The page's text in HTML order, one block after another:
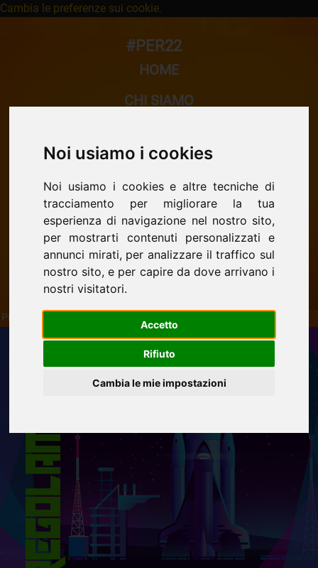
Noi usiamo i cookies
Noi usiamo i cookies e altre tecniche di
tracciamento per migliorare la tua
esperienza di navigazione nel nostro sito,
per mostrarti contenuti personalizzati e
annunci mirati, per analizzare il traffico sul
nostro sito, e per capire da dove arrivano i
nostri visitatori.
Accetto
Rifiuto
Cambia le mie impostazioni
Cambia le preferenze sui cookie.
#PER22
HOME
CHI SIAMO
ORATORIO
SCUOLA
CINEMA
CONTATTI
PROPOSTA ESTATE RAGAZZI Oratorio don Bosco